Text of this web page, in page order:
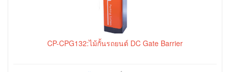
CP-CPG132:ไม้กั้นรถยนต์ DC Gate Barrier